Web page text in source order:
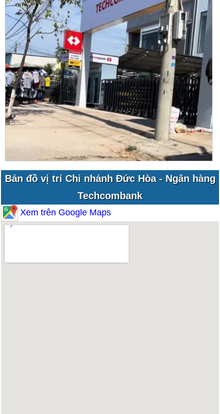
Bản đồ vị trí Chi nhánh Đức Hòa - Ngân hàng
Techcombank
Xem trên Google Maps